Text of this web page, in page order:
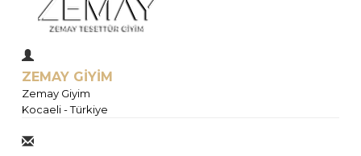
ZEMAY GİYİM
Zemay Giyim
Kocaeli - Türkiye